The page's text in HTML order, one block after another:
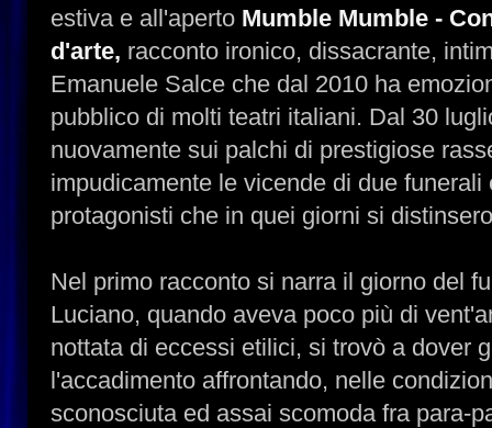
estiva e all'aperto Mumble Mumble -
d'arte, racconto ironico, dissacrante,
Emanuele Salce che dal 2010 ha
pubblico di molti teatri italiani. Dal 30
nuovamente sui palchi di prestigiose
impudicamente le vicende di due
protagonisti che in quei giorni si
Nel primo racconto si narra il giorno del
Luciano, quando aveva poco più di
nottata di eccessi etilici, si trovò a dover
l'accadimento affrontando, nelle
sconosciuta ed assai scomoda fra para-